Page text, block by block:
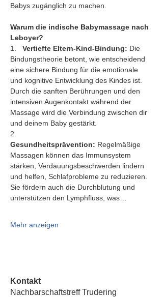
Babys zugänglich zu machen.
Warum die indische Babymassage nach
Leboyer?
1. Vertiefte Eltern-Kind-Bindung: Die
Bindungstheorie betont, wie entscheidend
eine sichere Bindung für die emotionale
und kognitive Entwicklung des Kindes ist.
Durch die sanften Berührungen und den
intensiven Augenkontakt während der
Massage wird die Verbindung zwischen dir
und deinem Baby gestärkt.
2.
Gesundheitsprävention: Regelmäßige
Massagen können das Immunsystem
stärken, Verdauungsbeschwerden lindern
und helfen, Schlafprobleme zu reduzieren.
Sie fördern auch die Durchblutung und
unterstützen den Lymphfluss, was…
Mehr anzeigen
Kontakt
Nachbarschaftstreff Trudering